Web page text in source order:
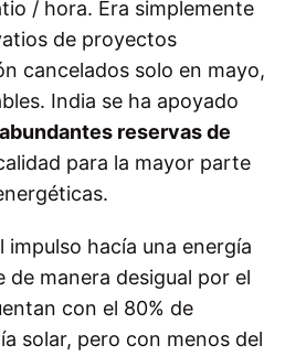
/ hora. Era simplemente
de proyectos
cancelados solo en mayo,
India se ha apoyado
abundantes reservas de
para la mayor parte
hacía una energía
de manera desigual por el
con el 80% de
solar, pero con menos del